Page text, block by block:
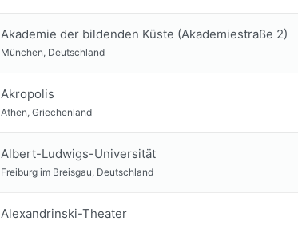
Akademie der bildenden Küste (Akademiestraße 2)
München, Deutschland
Akropolis
Athen, Griechenland
Albert-Ludwigs-Universität
Freiburg im Breisgau, Deutschland
Alexandrinski-Theater